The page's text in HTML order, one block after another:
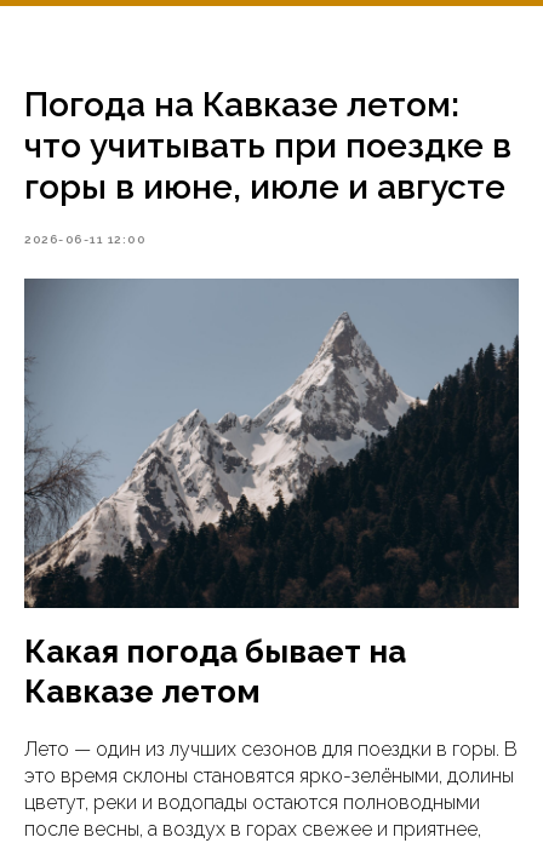
Погода на Кавказе летом:
что учитывать при поездке в
горы в июне, июле и августе
2026-06-11 12:00
Какая погода бывает на
Кавказе летом
Лето — один из лучших сезонов для поездки в горы. В
это время склоны становятся ярко-зелёными, долины
цветут, реки и водопады остаются полноводными
после весны, а воздух в горах свежее и приятнее,